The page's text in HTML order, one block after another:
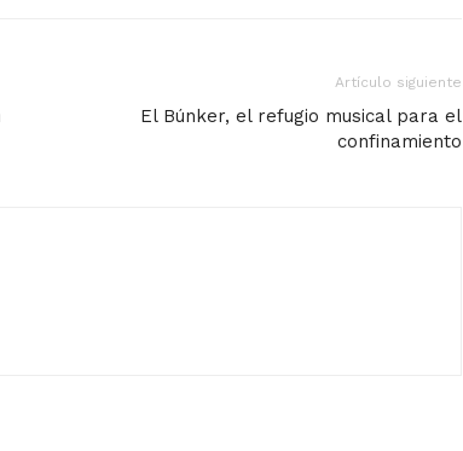
Artículo siguiente
El Búnker, el refugio musical para el
confinamiento